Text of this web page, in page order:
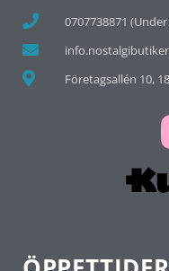
0707738871
Företagsallén 10,